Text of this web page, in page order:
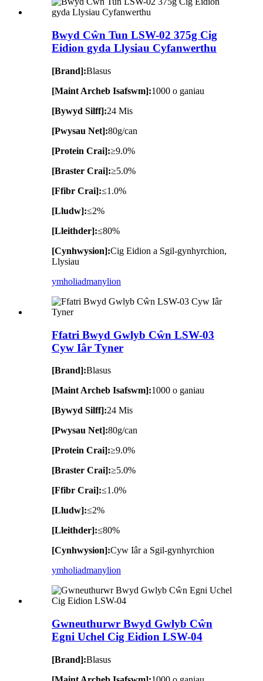
Bwyd Cŵn Tun LSW-02 375g Cig
Eidion gyda Llysiau Cyfanwerthu
[Brand]:Blasus
[Maint Archeb Isafswm]:1000 o ganiau
[Bywyd Silff]:24 Mis
[Pwysau Net]:80g/can
[Protein Crai]:≥9.0%
[Braster Crai]:≥5.0%
[Ffibr Crai]:≤1.0%
[Lludw]:≤2%
[Lleithder]:≤80%
[Cynhwysion]:Cig Eidion a Sgil-gynhyrchion,
Llysiau
ymholiadmanylion
Ffatri Bwyd Gwlyb Cŵn LSW-03
Cyw Iâr Tyner
[Brand]:Blasus
[Maint Archeb Isafswm]:1000 o ganiau
[Bywyd Silff]:24 Mis
[Pwysau Net]:80g/can
[Protein Crai]:≥9.0%
[Braster Crai]:≥5.0%
[Ffibr Crai]:≤1.0%
[Lludw]:≤2%
[Lleithder]:≤80%
[Cynhwysion]:Cyw Iâr a Sgil-gynhyrchion
ymholiadmanylion
Gwneuthurwr Bwyd Gwlyb Cŵn
Egni Uchel Cig Eidion LSW-04
[Brand]:Blasus